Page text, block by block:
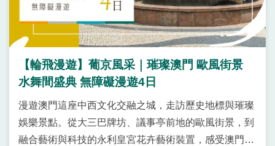
【輪飛漫遊】葡京風采｜璀璨澳門 歐風街景
水舞間盛典 無障礙漫遊4日
漫遊澳門這座中西文化交融之城，走訪歷史地標與璀璨
娛樂景點。從大三巴牌坊、議事亭前地的歐風街景，到
融合藝術與科技的永利皇宮花卉藝術裝置，感受澳門獨